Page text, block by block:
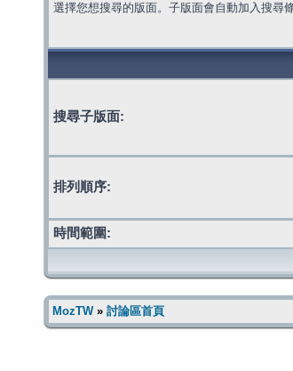
選擇您想搜尋的版面。子版面會自動加入搜尋
搜尋子版面:
排列順序:
時間範圍:
MozTW» 討論區首頁